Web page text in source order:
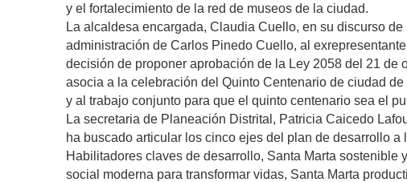
y el fortalecimiento de la red de museos de la ciudad.
La alcaldesa encargada, Claudia Cuello, en su discurso
administración de Carlos Pinedo Cuello, al
decisión de proponer aprobación de la Ley 2058 del 21 de
asocia a la celebración del Quinto Centenario de ciudad
y al trabajo conjunto para que el quinto centenario sea el
La secretaria de Planeación Distrital, Patricia Caicedo
ha buscado articular los cinco ejes del plan de desarrollo
Habilitadores claves de desarrollo, Santa Marta sostenible
social moderna para transformar vidas, Santa Marta